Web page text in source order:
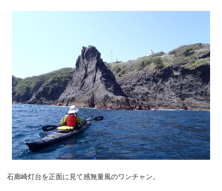
石廊崎灯台を正面に見て感無量風のワンチャン。